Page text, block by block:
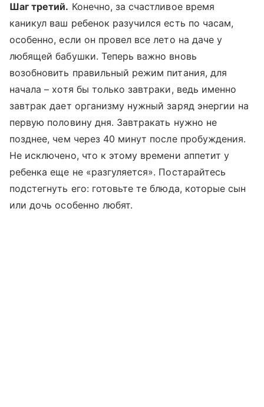
Шаг третий. Конечно, за счастливое время
каникул ваш ребенок разучился есть по часам,
особенно, если он провел все лето на даче у
любящей бабушки. Теперь важно вновь
возобновить правильный режим питания, для
начала – хотя бы только завтраки, ведь именно
завтрак дает организму нужный заряд энергии на
первую половину дня. Завтракать нужно не
позднее, чем через 40 минут после пробуждения.
Не исключено, что к этому времени аппетит у
ребенка еще не «разгуляется». Постарайтесь
подстегнуть его: готовьте те блюда, которые сын
или дочь особенно любят.